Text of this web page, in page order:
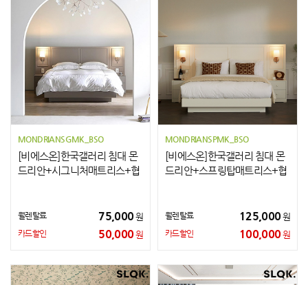
MONDRIANSGMK_BSO
[비에스온]한국갤러리 침대 몬
드리안+시그니처매트리스+협
월렌탈료 75,000원
카드할인 50,000원
MONDRIANSPMK_BSO
[비에스온]한국갤러리 침대 몬
드리안+스프링탑매트리스+협
월렌탈료 125,000원
카드할인 100,000원